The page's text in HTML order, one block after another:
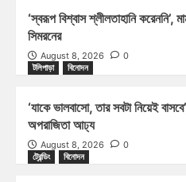
‘স্বরূপ বিশ্বাস শ্লীলতাহানি করেননি’,
সিমরনের
August 8, 2026
0
টলিপাড়া
বিনোদন
‘যাকে ভালবাসো, তার সবটা নিয়েই
অপরাজিতা আঢ্য
August 8, 2026
0
ট্রেন্ডিং
বিনোদন